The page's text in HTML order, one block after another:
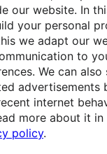
- PSL
de
de PSL
avec le soutien
CNRS , Inria,
Philosophie,
vivant et de la
et procédés,
our website. In
your personal
we adapt our
to
We can also
advertisements
internet
more about it in
policy.